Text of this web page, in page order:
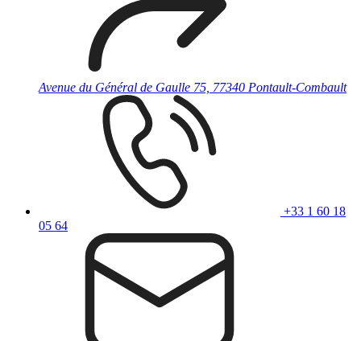
Avenue du Général de Gaulle 75, 77340 Pontault-Combault
+33 1 60 18
05 64